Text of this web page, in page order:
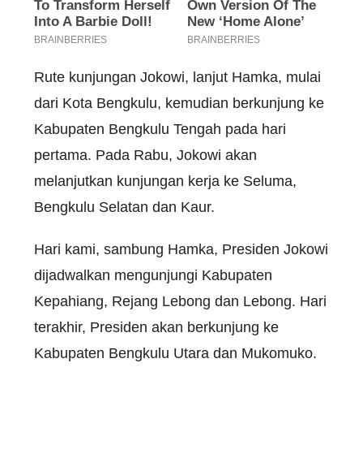
Rute kunjungan Jokowi, lanjut Hamka, mulai
dari Kota Bengkulu, kemudian berkunjung ke
Kabupaten Bengkulu Tengah pada hari
pertama. Pada Rabu, Jokowi akan
melanjutkan kunjungan kerja ke Seluma,
Bengkulu Selatan dan Kaur.
Hari kami, sambung Hamka, Presiden Jokowi
dijadwalkan mengunjungi Kabupaten
Kepahiang, Rejang Lebong dan Lebong. Hari
terakhir, Presiden akan berkunjung ke
Kabupaten Bengkulu Utara dan Mukomuko.